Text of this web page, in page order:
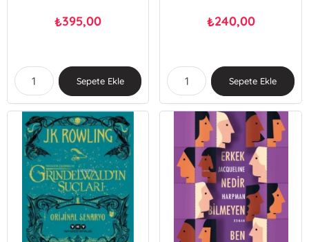
₺395,00
Sepete Ekle
₺240,00
Sepete Ekle